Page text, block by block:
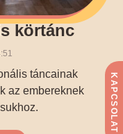
KAPCSOLAT
körtánc
táncainak
az embereknek